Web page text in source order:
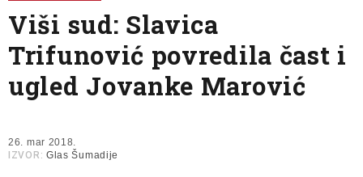
Propaganda Lokalni mediji
Informer Slavko Ćuruvija
Viši sud: Slavica
Trifunović povredila čast i
ugled Jovanke Marović
26. mar 2018.
IZVOR: Glas Šumadije